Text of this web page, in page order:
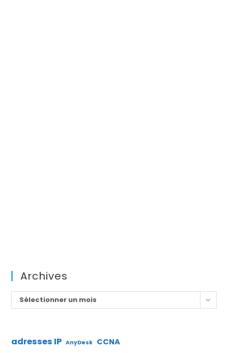
Archives
Archives
Sélectionner un mois
adresses IP AnyDesk CCNA